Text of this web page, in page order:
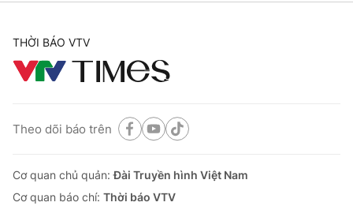
Các môn khác
THỜI BÁO VTV
Theo dõi báo trên
Cơ quan chủ quản:Đài Truyền hình Việt Nam
Cơ quan báo chí: Thời báo VTV